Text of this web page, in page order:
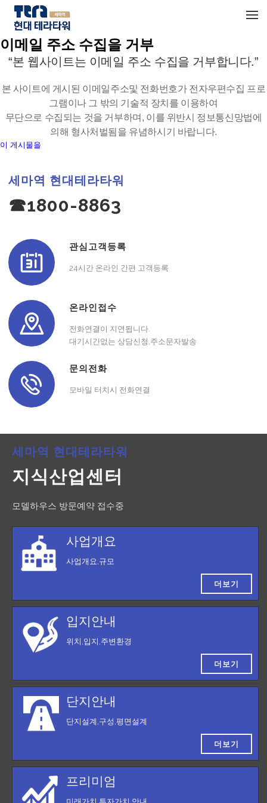
이메일 주소 수집을 거부
“본 웹사이트는 이메일 주소 수집을 거부합니다.”
본 사이트에 게시된 이메일주소및 전화번호가 전자우편수집 프로
그램이나 그 밖의 기술적 장치를 이용하여
무단으로 수집되는 것을 거부하며, 이를 위반시 정보통신망법에
의해 형사처벌됨을 유념하시기 바랍니다.
이 게시물을
세마역 현대테라타워
☎1800-8863
관심고객등록
24시간 온라인 간편 고객등록
온라인접수
전화연결이 지연됩니다.
대기시간없는 상담신청,주소문자발송
문의전화
모바일 터치시 전화연결
세마역 현대테라타워
지식산업센터
모델하우스 방문예약 접수중
사업개요
사업개요,규모
더보기
입지안내
위치,입지,주변환경
더보기
단지안내
단지설계,구성,평면설계
더보기
프리미엄